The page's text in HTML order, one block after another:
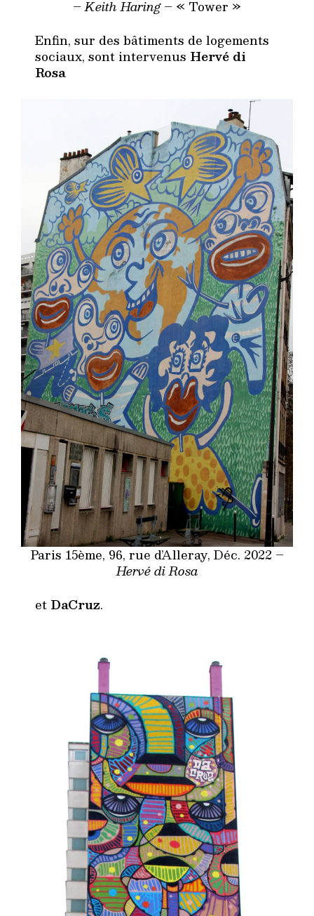
–Keith Haring – « Tower »
Enfin, sur des bâtiments de logements
sociaux, sont intervenus Hervé di
Rosa
Paris 15ème, 96, rue d’Alleray, Déc. 2022 –
Hervé di Rosa
et DaCruz.